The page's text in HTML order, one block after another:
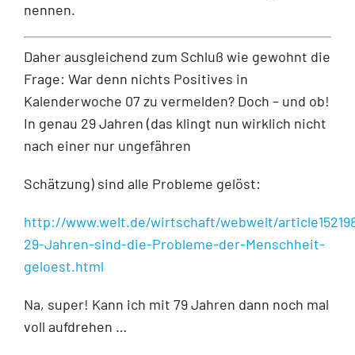
nennen.
Daher ausgleichend zum Schluß wie gewohnt die
Frage: War denn nichts Positives in
Kalenderwoche 07 zu vermelden? Doch – und ob!
In genau 29 Jahren (das klingt nun wirklich nicht
nach einer nur ungefähren
Schätzung) sind alle Probleme gelöst:
http://www.welt.de/wirtschaft/webwelt/
29-Jahren-sind-die-Probleme-der-Menschheit-
geloest.html
Na, super! Kann ich mit 79 Jahren dann noch mal
voll aufdrehen …